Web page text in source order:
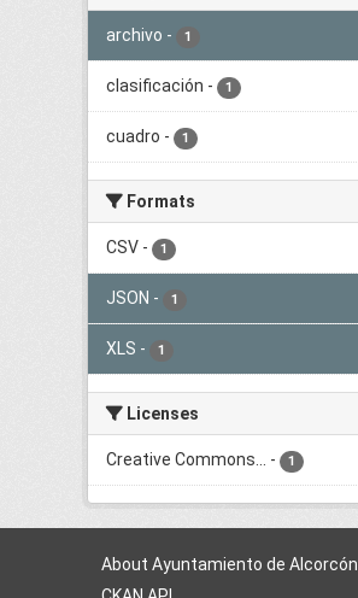
archivo - 1
clasificación - 1
cuadro - 1
Formats
CSV - 1
JSON - 1
XLS - 1
Licenses
Creative Commons... - 1
About Ayuntamiento de Alcorcón